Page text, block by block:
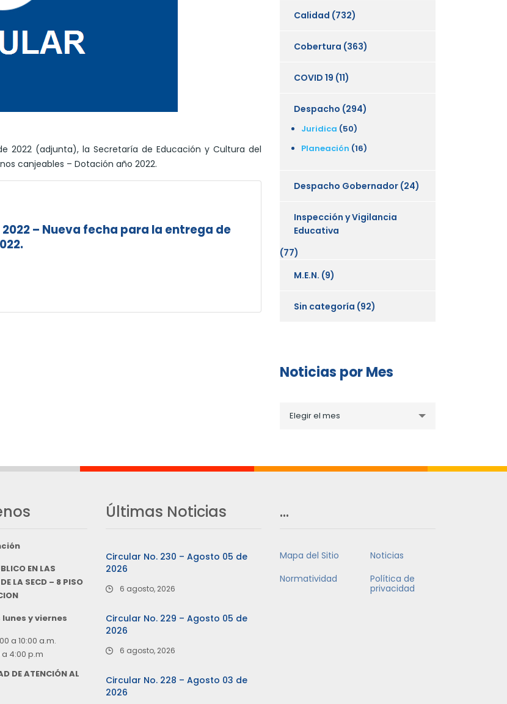
2022 (adjunta), la Secretaría de Educación y Cultura del
canjeables – Dotación año 2022.
– Nueva fecha para la entrega de
Calidad (732)
Cobertura (363)
COVID 19 (11)
Despacho (294)
Juridica (50)
Planeación (16)
Despacho Gobernador (24)
Inspección y Vigilancia
Educativa
(77)
M.E.N. (9)
Sin categoría (92)
Noticias por Mes
porElegir el mes
EN LAS
LA SECD – 8 PISO
y viernes
a 10:00 a.m.
4:00 p.m
DE ATENCIÓN AL
Últimas Noticias
Circular No. 230 – Agosto 05 de
2026
6 agosto, 2026
Circular No. 229 – Agosto 05 de
2026
6 agosto, 2026
Circular No. 228 – Agosto 03 de
2026
…
Mapa del Sitio
Noticias
Normatividad
Política de
privacidad